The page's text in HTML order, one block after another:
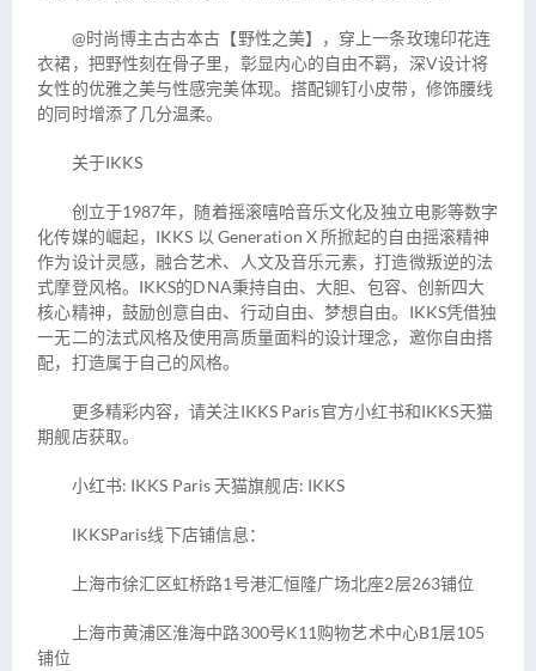
@时尚博主古古本古【野性之美】，穿上一条玫瑰印花连
衣裙，把野性刻在骨子里，彰显内心的自由不羁，深V设计将
女性的优雅之美与性感完美体现。搭配铆钉小皮带，修饰腰线
的同时增添了几分温柔。
关于IKKS
创立于1987年，随着摇滚嘻哈音乐文化及独立电影等数字
化传媒的崛起，IKKS 以 Generation X 所掀起的自由摇滚精神
作为设计灵感，融合艺术、人文及音乐元素，打造微叛逆的法
式摩登风格。IKKS的DNA秉持自由、大胆、包容、创新四大
核心精神，鼓励创意自由、行动自由、梦想自由。IKKS凭借独
一无二的法式风格及使用高质量面料的设计理念，邀你自由搭
配，打造属于自己的风格。
更多精彩内容，请关注IKKS Paris官方小红书和IKKS天猫
期舰店获取。
小红书: IKKS Paris 天猫旗舰店: IKKS
IKKSParis线下店铺信息：
上海市徐汇区虹桥路1号港汇恒隆广场北座2层263铺位
上海市黄浦区淮海中路300号K11购物艺术中心B1层105
铺位